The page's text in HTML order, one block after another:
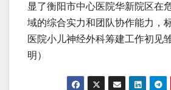
显了衡阳市中心医院华新院区在
域的综合实力和团队协作能力，
医院小儿神经外科筹建工作初见
明）